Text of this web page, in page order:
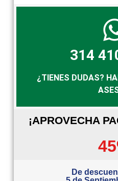
314
¿TIENES DUDAS?
¡APROVECHA
De